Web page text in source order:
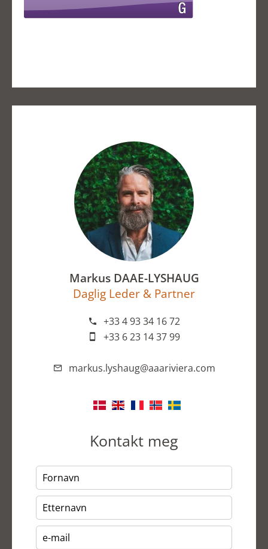
Markus DAAE-LYSHAUG
Daglig Leder & Partner
+33 4 93 34 16 72
+33 6 23 14 37 99
markus.lyshaug@aaariviera.com
Kontakt meg